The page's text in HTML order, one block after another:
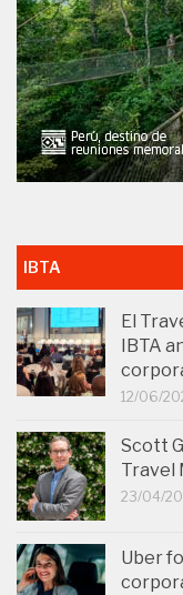
IBTA
El
IBTA
12/06/
Scott
Travel
23/04/
Uber